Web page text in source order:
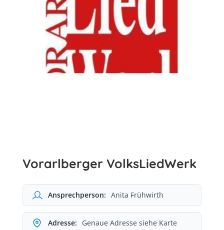
Vorarlberger VolksLiedWerk
Ansprechperson: Anita Frühwirth
Adresse: Genaue Adresse siehe Karte